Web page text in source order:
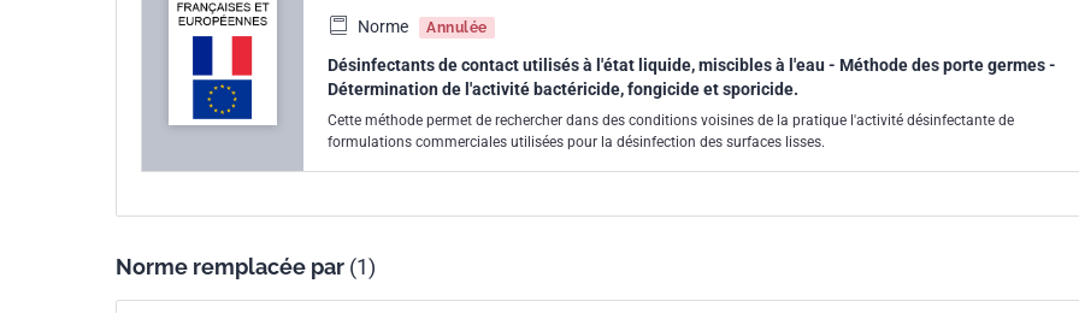
Norme
Annulée
Désinfectants de contact utilisés à l'état liquide, miscibles à l'eau - Méthode des porte germes -
Détermination de l'activité bactéricide, fongicide et sporicide.
Cette méthode permet de rechercher dans des conditions voisines de la pratique l'activité désinfectante de
formulations commerciales utilisées pour la désinfection des surfaces lisses.
Norme remplacée par (1)